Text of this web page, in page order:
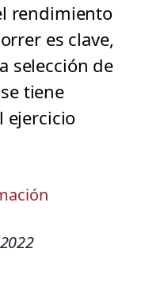
rendimiento
es clave,
selección de
tiene
ejercicio